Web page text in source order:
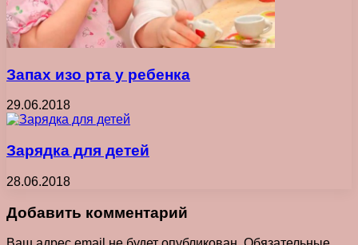
Запах изо рта у ребенка
29.06.2018
Зарядка для детей
28.06.2018
Добавить комментарий